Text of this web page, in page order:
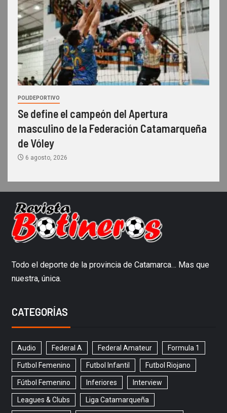
POLIDEPORTIVO
Se define el campeón del Apertura
masculino de la Federación Catamarqueña
de Vóley
6 agosto, 2026
Todo el deporte de la provincia de Catamarca… Mas que
nuestra, única.
CATEGORÍAS
Audio Federal A Federal Amateur Formula 1
Futbol Femenino Futbol Infantil Futbol Riojano
Fútbol Femenino Inferiores Interview
Leagues & Clubs Liga Catamarqueña